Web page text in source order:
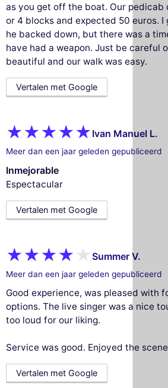
as you get off the boat. Our pedicab
or 4 blocks and expected 50 euros. I
he backed down, but there was a
have had a weapon. Just be careful
beautiful and our walk was easy.
Vertalen met Google
Ivan Manuel L.
Meer dan een jaar geleden gepubliceerd
Inmejorable
Espectacular
Vertalen met Google
Summer V.
Meer dan een jaar geleden gepubliceerd
Good experience, was pleased with
options. The live singer was a nice
too loud for our liking.
Service was good. Enjoyed the
Vertalen met Google